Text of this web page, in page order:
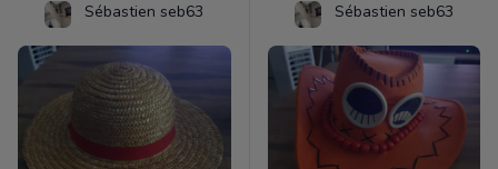
Sébastien seb63 Sébastien seb63